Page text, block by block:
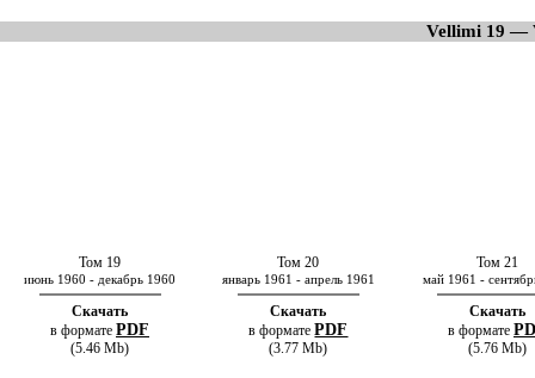
Vellimi 19 —
Том 19
июнь 1960 - декабрь 1960
Том 20
январь 1961 - апрель 1961
Том 21
май 1961 -
Скачать
в формате PDF
(5.46 Mb)
Скачать
в форматеPDF
(3.77 Mb)
Скачать
в формате
(5.76 Mb)